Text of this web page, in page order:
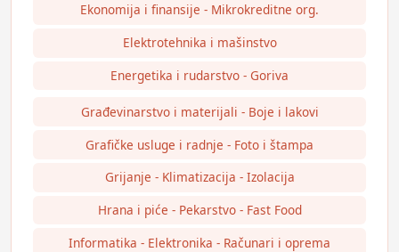
Ekonomija i finansije - Mikrokreditne org.
Elektrotehnika i mašinstvo
Energetika i rudarstvo - Goriva
Građevinarstvo i materijali - Boje i lakovi
Grafičke usluge i radnje - Foto i štampa
Grijanje - Klimatizacija - Izolacija
Hrana i piće - Pekarstvo - Fast Food
Informatika - Elektronika - Računari i oprema